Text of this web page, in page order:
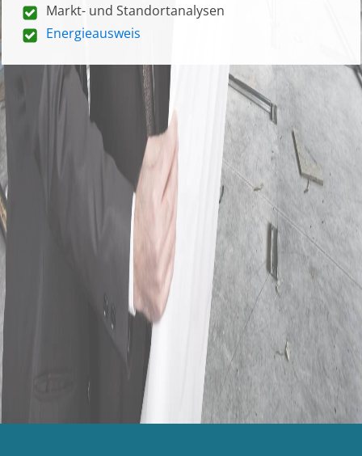
Markt- und Standortanalysen
Energieausweis